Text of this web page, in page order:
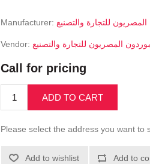
Manufacturer: للتجارة والتصنيع
Vendor: المصريون للتجارة والتصنيع
Call for pricing
ADD TO CART
Please select the address you want to
Add to wishlist Add to